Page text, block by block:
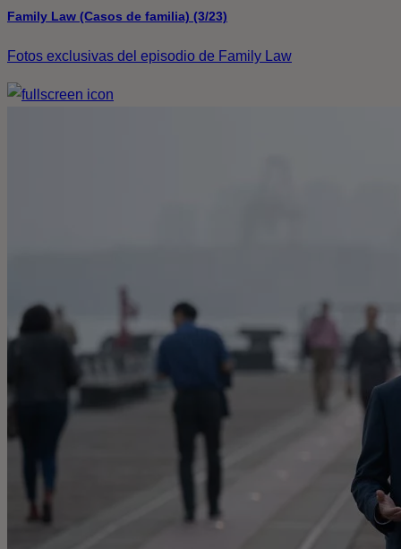
Family Law (Casos de familia) (3/23)
Fotos exclusivas del episodio de Family Law